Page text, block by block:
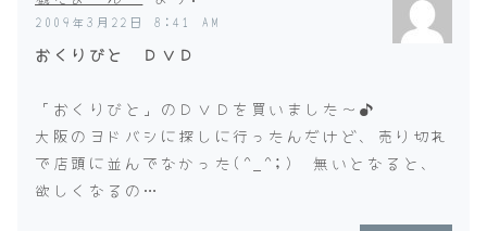
2009年3月22日 8:41 AM
おくりびと ＤＶＤ
「おくりびと」のＤＶＤを買いました〜♪
大阪のヨドバシに探しに行ったんだけど、売り切れ
で店頭に並んでなかった(^_^;) 無いとなると、
欲しくなるの…